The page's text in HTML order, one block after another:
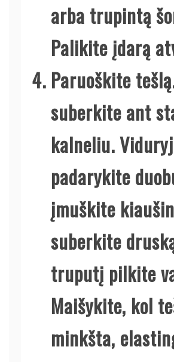
arba trupintą
Palikite įdarą
Paruoškite
suberkite ant
kalneliu.
padarykite
įmuškite
suberkite
truputį pilkite
Maišykite, kol
minkšta,